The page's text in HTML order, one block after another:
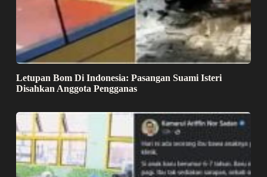
Letupan Bom Di Indonesia: Pasangan Suami Isteri
Disahkan Anggota Pengganas